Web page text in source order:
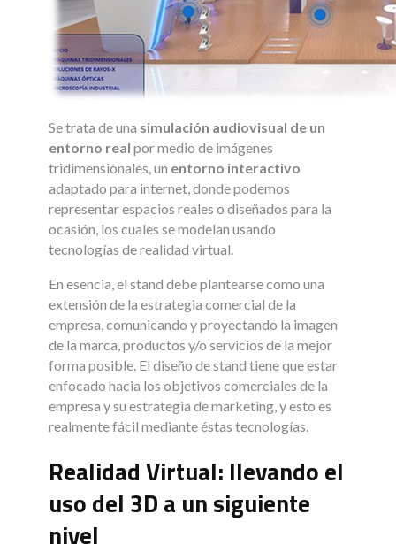
Se trata de una simulación audiovisual de un
entorno real por medio de imágenes
tridimensionales, un entorno interactivo
adaptado para internet, donde podemos
representar espacios reales o diseñados para la
ocasión, los cuales se modelan usando
tecnologías de realidad virtual.
En esencia, el stand debe plantearse como una
extensión de la estrategia comercial de la
empresa, comunicando y proyectando la imagen
de la marca, productos y/o servicios de la mejor
forma posible. El diseño de stand tiene que estar
enfocado hacia los objetivos comerciales de la
empresa y su estrategia de marketing, y esto es
realmente fácil mediante éstas tecnologías.
Realidad Virtual: llevando el
uso del 3D a un siguiente
nivel